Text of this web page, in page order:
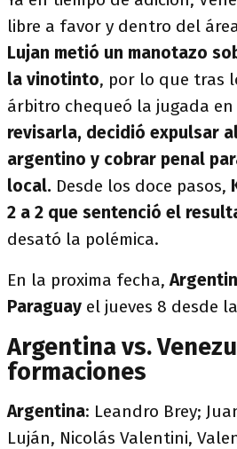
libre a favor y dentro del
Lujan metió un manotazo
la vinotinto, por lo que tras
árbitro chequeó la jugada en
revisarla, decidió expulsar
argentino y cobrar penal
local. Desde los doce pasos,
2 a 2 que sentenció el
desató la polémica.
En la proxima fecha,
Paraguay el jueves 8 desde
Argentina vs.
formaciones
Argentina: Leandro Brey;
Luján, Nicolás Valentini,